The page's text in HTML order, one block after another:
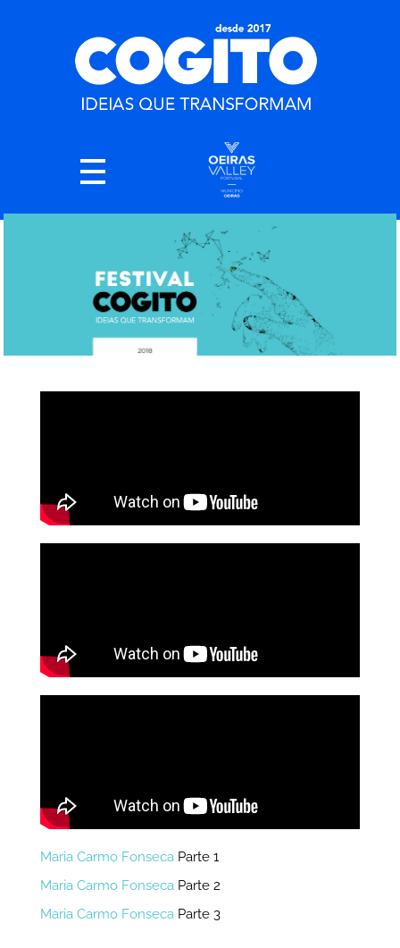
Maria Carmo Fonseca Parte 1
Maria Carmo Fonseca Parte 2
Maria Carmo Fonseca Parte 3